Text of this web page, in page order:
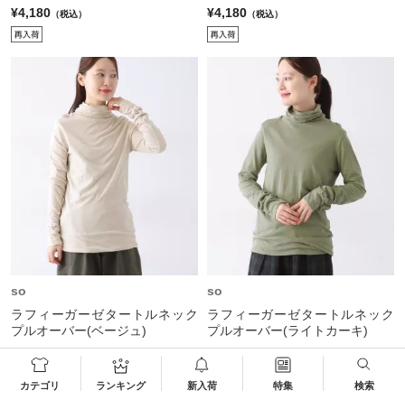
カテゴリ ランキング 新入荷 特集 検索
¥4,180 （税込）
¥4,180 （税込）
so
ラフィーガーゼタートルネック
プルオーバー(ベージュ)
¥4,180
so
ラフィーガーゼタートルネック
プルオーバー(ライトカーキ)
¥4,180